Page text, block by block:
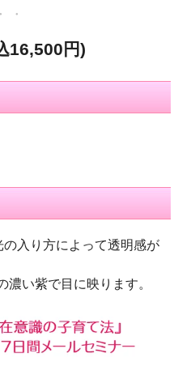
16,500円)
入り方によって透明感が
い紫で目に映ります。